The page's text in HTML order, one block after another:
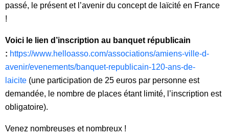
passé, le présent et l’avenir du concept de laïcité en France
!
Voici le lien d’inscription au banquet républicain
: https://www.helloasso.com/associations/amiens-ville-d-
avenir/evenements/banquet-republicain-120-ans-de-
laicite (une participation de 25 euros par personne est
demandée, le nombre de places étant limité, l’inscription est
obligatoire).
Venez nombreuses et nombreux !